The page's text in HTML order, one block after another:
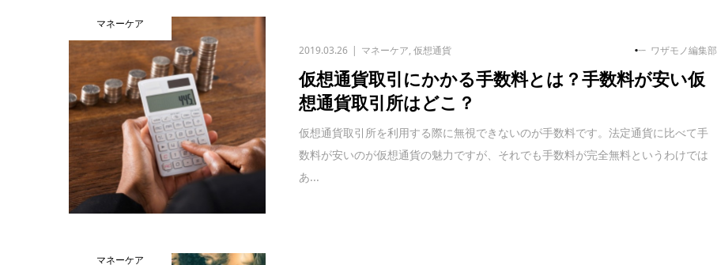
マネーケア
2019.03.26 マネーケア,仮想通貨 ワザモノ編集部
仮想通貨取引にかかる手数料とは？手数料が安い仮
想通貨取引所はどこ？
仮想通貨取引所を利用する際に無視できないのが手数料です。法定通貨に比べて手
数料が安いのが仮想通貨の魅力ですが、それでも手数料が完全無料というわけでは
あ...
マネーケア